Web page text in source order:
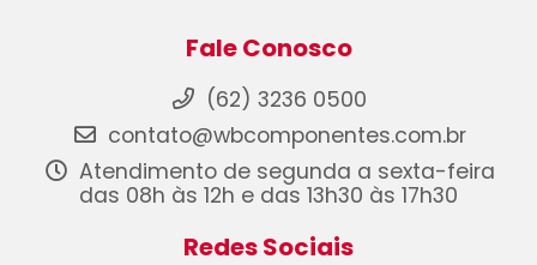
Fale Conosco
(62) 3236 0500
contato@wbcomponentes.com.br
Atendimento de segunda a sexta-feira
das 08h às 12h e das 13h30 às 17h30
Redes Sociais